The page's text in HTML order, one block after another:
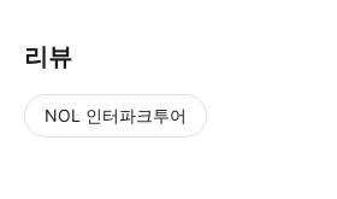
리뷰
NOL 인터파크투어